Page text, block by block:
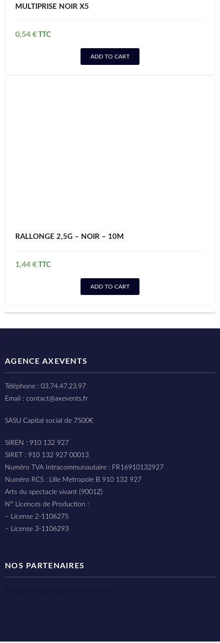
MULTIPRISE NOIR X5
0,54 €
ADD TO CART
RALLONGE 2,5G – NOIR – 10M
1,44 €
ADD TO CART
AGENCE AXEVENTS
Téléphone : 03.74.47.23.97
Email : contact@axevents.fr
SASU Capital social de 7500€
SIREN : 910 132 927
SIRET : 910 132 927 00013
Numéro TVA Intracommunautaire : FR16910132927
Numéro RCS : Lille Metropole B 910 132 927
Arts du spectacle vivant (9001Z)
N° Licences de Production :
– License 2-1106275
– License 3-1106293
NOS PARTENAIRES